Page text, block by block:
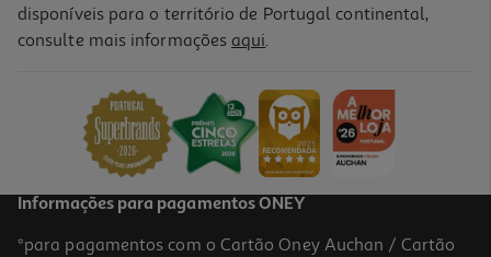
disponíveis para o território de Portugal continental,
consulte mais informações aqui.
Informações para pagamentos ONEY
*para pagamentos com o Cartão Oney Auchan / Cartão